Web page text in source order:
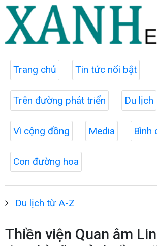
Trang chủ Tin tức nổi bật
Trên đường phát triển Du lịch
Vì cộng đồng Media Bình
Con đường hoa
Du lịch từ A-Z
Thiền viện Quan âm